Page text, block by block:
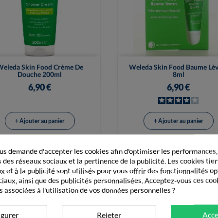
Skin Food Crème De
Douche 200ml
6,90 €
Vue rapide
+ Ajouter au panier
Weleda Skin Food Baume
8ml
6,90 €
Vue rapide
+ Ajouter au panier
HYGIÈNE DE BÉBÉ
demande d'accepter les cookies afin d'optimiser les
réseaux sociaux et la pertinence de la publicité. Les cookies
et à la publicité sont utilisés pour vous offrir des fonctionnalités
ainsi que des publicités personnalisées. Acceptez-vous ces
associées à l'utilisation de vos données personnelles ?
Rejeter